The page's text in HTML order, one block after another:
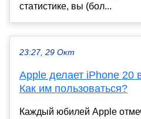
статистике, вы (бол...
23:27, 29 Окт
Apple делает iPhone 20
Как им пользоваться?
Каждый юбилей Apple